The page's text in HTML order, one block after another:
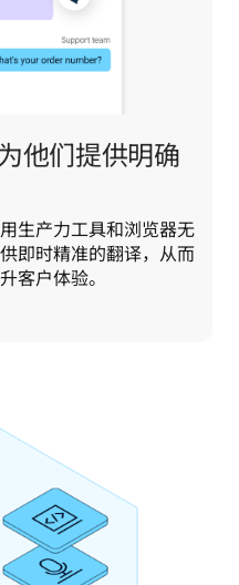
他们提供明确
生产力工具和浏览器无
即时精准的翻译，从而
客户体验。